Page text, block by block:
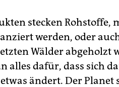
stecken Rohstoffe,
werden, oder
Wälder abgeholzt
alles dafür, dass sich
ändert. Der Planet